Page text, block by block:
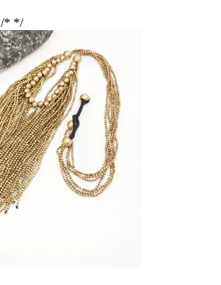
/* */